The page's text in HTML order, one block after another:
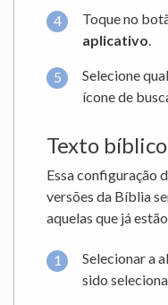
Toque no
aplicativo
Selecione
ícone de
Texto bíblico
Essa configuração
versões da Bíblia
aquelas que já
Selecionar a
sido